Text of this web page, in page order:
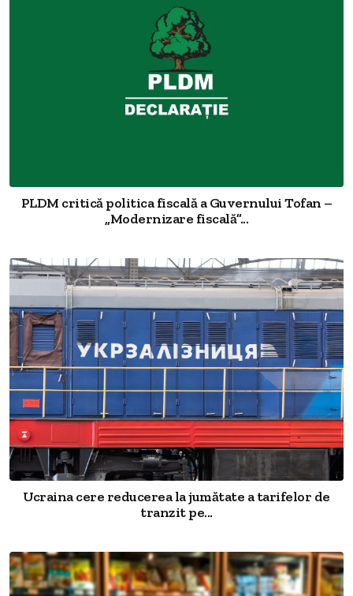
PLDM critică politica fiscală a Guvernului Tofan –
„Modernizare fiscală”...
Ucraina cere reducerea la jumătate a tarifelor de
tranzit pe...